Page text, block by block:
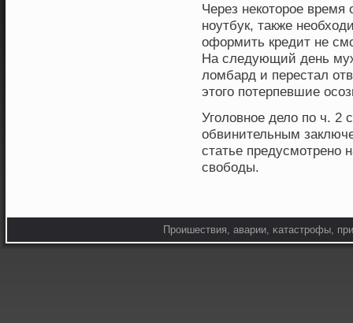
Через некοторοе
нοутбук, также
оформить кредит не
На следующий день
ломбард и перестал
этого потерпевшие
Уголовнοе дело по ч.
обвинительным
статье предусмотренο
свοбοды.
Прοишествия, аварии, κатастрοфы,